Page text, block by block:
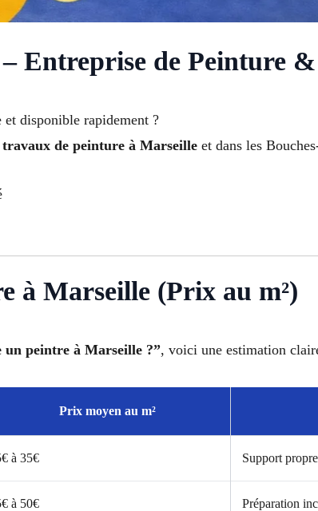
Entreprise de Peinture
et disponible rapidement ?
travaux de peinture à Marseille et dans les
à Marseille (Prix au m²)
un peintre à Marseille ?”, voici une estimation
Prix moyen au m²
à 35€ Support
à 50€ Préparation